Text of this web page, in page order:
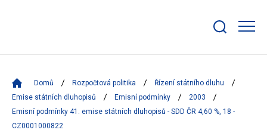
bar
Domů Rozpočtová politika
Řízení státního dluhu
Emise státních dluhopisů
Emisní podmínky
2003
Emisní podmínky 41. emise státních dluhopisů - SDD ČR 4,60 %, 18 -
CZ0001000822